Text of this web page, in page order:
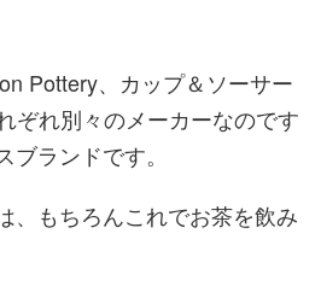
Pottery、カップ＆ソーサー
ぞれ別々のメーカーなのです
ランドです。
、もちろんこれでお茶を飲み